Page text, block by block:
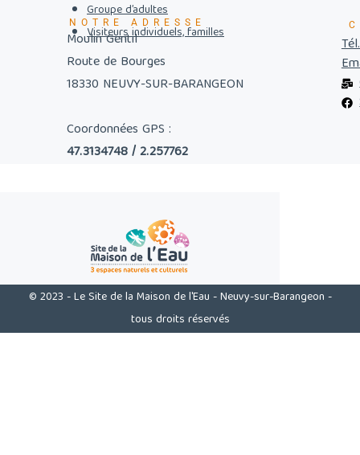
Groupe d’adultes
Visiteurs individuels, familles
NOTRE ADRESSE
Moulin Gentil
Route de Bourges
18330 NEUVY-SUR-BARANGEON
Coordonnées GPS :
47.3134748 / 2.257762
© 2023 - Le Site de la Maison de l'Eau - Neuvy-sur-Barangeon -
tous droits réservés